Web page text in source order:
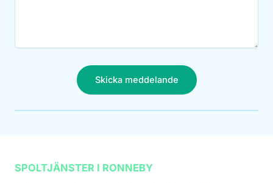
Skicka meddelande
SPOLTJÄNSTER I RONNEBY